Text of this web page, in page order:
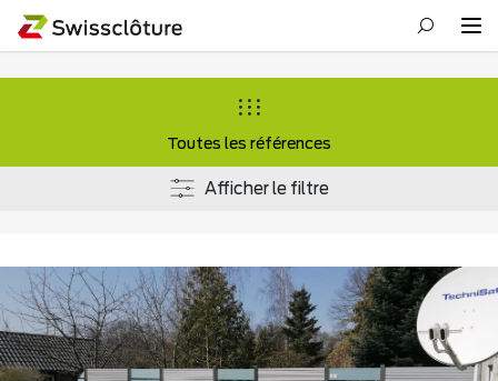
Toutes les références
Afficher le filtre